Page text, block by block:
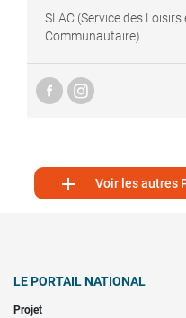
SLAC (Service des Loisirs
Communautaire)
 Voir les autres
LE PORTAIL NATIONAL
Projet